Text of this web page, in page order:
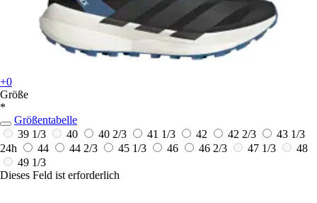
+0
Größe
*
Größentabelle
39 1/3
40 40 2/3 41 1/3 42 42 2/3
43 1/3
24h
44 44 2/3 45 1/3 46 46 2/3 47 1/3
48
49 1/3
Dieses Feld ist erforderlich